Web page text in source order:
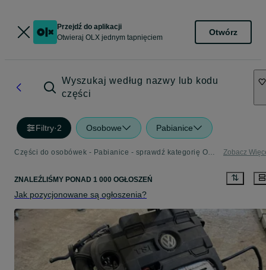
Przejdź do aplikacji
Otwieraj OLX jednym tapnięciem
Otwórz
Wyszukaj według nazwy lub kodu
części
Filtry·2 Osobowe Pabianice
Części do osobówek - Pabianice - sprawdź kategorię Osobowe Zobacz
ZNALEŹLIŚMY PONAD 1 000 OGŁOSZEŃ
Jak pozycjonowane są ogłoszenia?